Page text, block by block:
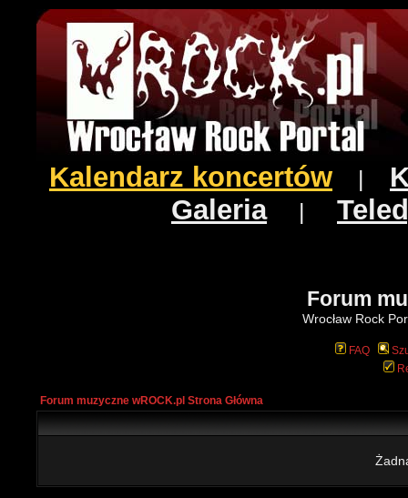
Kalendarz koncertów
Galeria|
Forum
Wrocław Rock
FAQ
Forum muzyczne wROCK.pl Strona Główna